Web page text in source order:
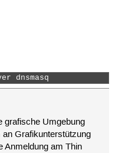
dnsmasq
grafische Umgebung
Grafikunterstützung
Anmeldung am Thin